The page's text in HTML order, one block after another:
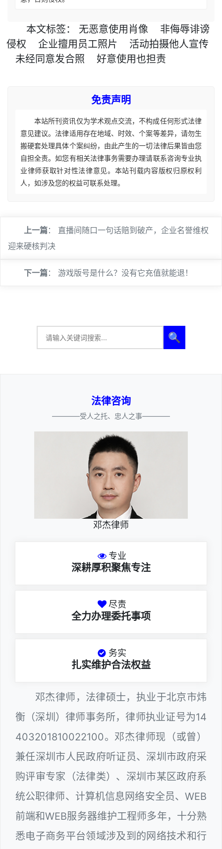
本文标签： 无恶意使用肖像
非侮辱诽谤
侵权
企业擅用员工照片
活动拍摄他人宣传
未经同意发合照
好意使用也担责
免责声明
本站所刊资讯仅为学术观点交流，不构成任何形式法律
意见建议。法律适用存在地域、时效、个案等差异，请勿生
搬硬套处理具体个案纠纷，由此产生的一切法律后果皆由您
自担全责。如您有相关法律事务需要办理请联系咨询专业执
业律师获取针对性法律意见。本站刊载内容版权归原权利
人，如涉及您的权益可联系处理。
上一篇： 直播间随口一句话赔到破产，企业名誉维权
迎来硬核判决
下一篇： 游戏版号是什么？没有它充值就能退！
🔍
法律咨询
————受人之托、忠人之事————
邓杰律师
专业
深耕厚积聚焦专注
尽责
全力办理委托事项
务实
扎实维护合法权益
邓杰律师，法律硕士，执业于北京市炜
衡（深圳）律师事务所，律师执业证号为14
403201810022100。邓杰律师现（或曾）
兼任深圳市人民政府听证员、深圳市政府采
购评审专家（法律类）、深圳市某区政府系
统公职律师、计算机信息网络安全员、WEB
前端和WEB服务器维护工程师多年，十分熟
悉电子商务平台领域涉及到的网络技术和行